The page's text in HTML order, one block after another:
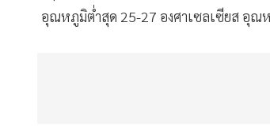
อุณหภูมิต่ำสุด 25-27 องศาเซลเซียส อุณ